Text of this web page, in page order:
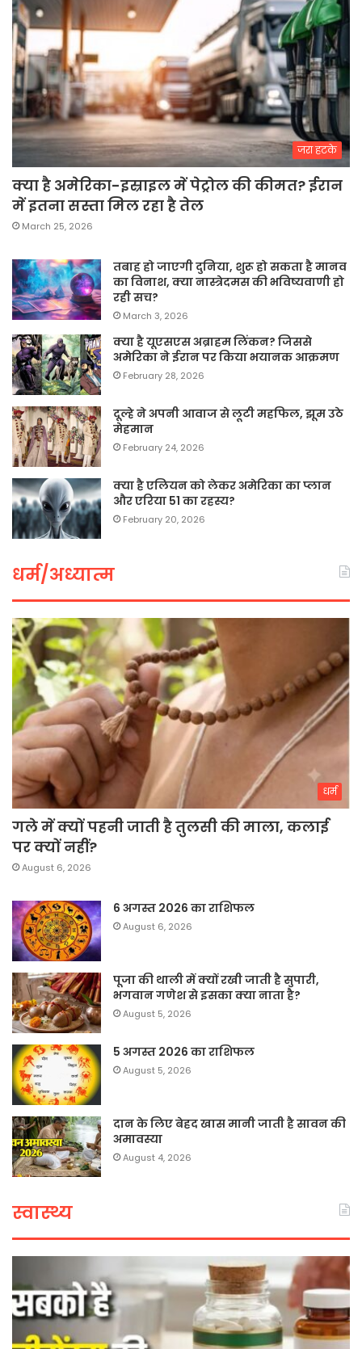
जरा हटके
क्या है अमेरिका-इस्राइल में पेट्रोल की कीमत? ईरान
में इतना सस्ता मिल रहा है तेल
March 25, 2026
तबाह हो जाएगी दुनिया, शुरू हो सकता है मानव
का विनाश, क्या नास्त्रेदमस की भविष्यवाणी हो
रही सच?
March 3, 2026
क्या है यूएसएस अब्राहम लिंकन? जिससे
अमेरिका ने ईरान पर किया भयानक आक्रमण
February 28, 2026
दूल्हे ने अपनी आवाज से लूटी महफिल, झूम उठे
मेहमान
February 24, 2026
क्या है एलियन को लेकर अमेरिका का प्लान
और एरिया 51 का रहस्य?
February 20, 2026
धर्म/अध्यात्म
धर्म
गले में क्यों पहनी जाती है तुलसी की माला, कलाई
पर क्यों नहीं?
August 6, 2026
6 अगस्त 2026 का राशिफल
August 6, 2026
पूजा की थाली में क्यों रखी जाती है सुपारी,
भगवान गणेश से इसका क्या नाता है?
August 5, 2026
5 अगस्त 2026 का राशिफल
August 5, 2026
दान के लिए बेहद खास मानी जाती है सावन की
अमावस्या
August 4, 2026
स्वास्थ्य